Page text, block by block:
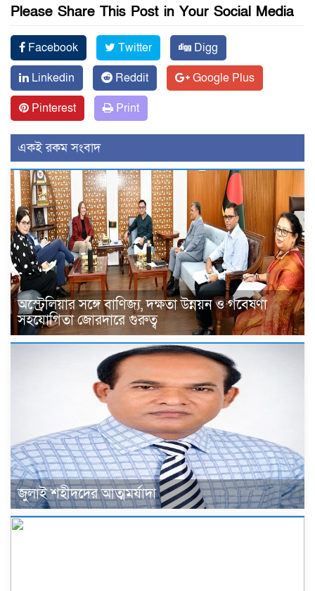
Please Share This Post in Your Social Media
Facebook Twitter
Digg
Linkedin
Reddit
Google Plus
Pinterest
Print
একই রকম সংবাদ
অস্ট্রেলিয়ার সঙ্গে বাণিজ্য, দক্ষতা উন্নয়ন ও গবেষণা
সহযোগিতা জোরদারে গুরুত্ব
জুলাই শহীদদের আত্মমর্যাদা